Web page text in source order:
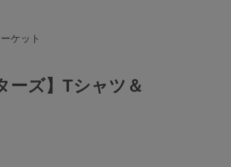
ケット
ーズ】Tシャツ＆